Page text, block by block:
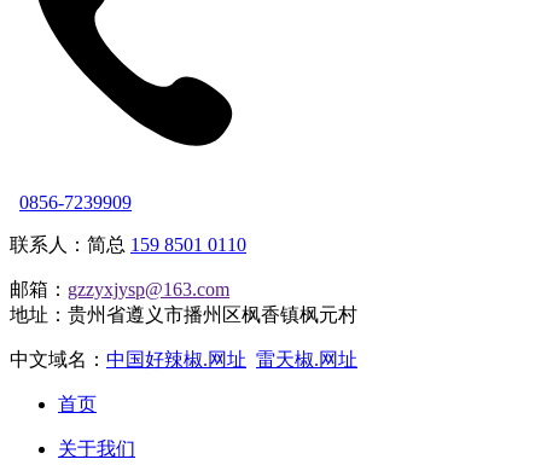
0856-7239909
联系人：简总 159 8501 0110
邮箱： gzzyxjysp@163.com
地址：贵州省遵义市播州区枫香镇枫元村
中文域名： 中国好辣椒.网址 雷天椒.网址
首页
关于我们